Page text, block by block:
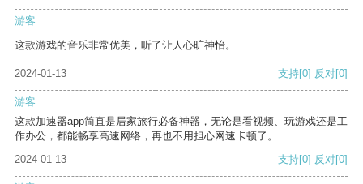
游客
这款游戏的音乐非常优美，听了让人心旷神怡。
2024-01-13 支持[0] 反对[0]
游客
这款加速器app简直是居家旅行必备神器，无论是看视频、玩游戏还是工
作办公，都能畅享高速网络，再也不用担心网速卡顿了。
2024-01-13
支持[0] 反对[0]